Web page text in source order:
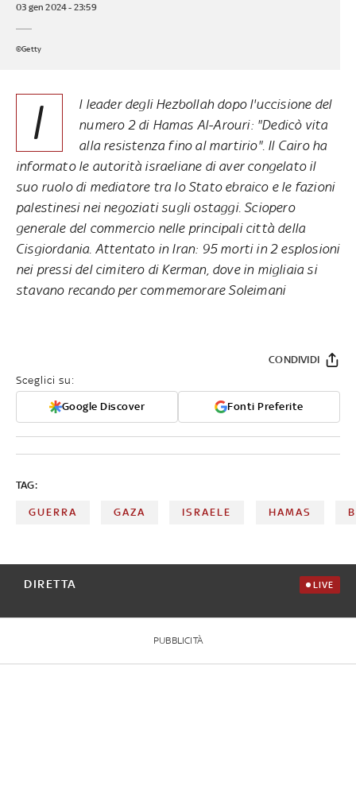
03 gen 2024 - 23:59
©Getty
I
l leader degli Hezbollah dopo l'uccisione del
numero 2 di Hamas Al-Arouri: "Dedicò vita
alla resistenza fino al martirio". Il Cairo ha
informato le autorità israeliane di aver congelato il
suo ruolo di mediatore tra lo Stato ebraico e le fazioni
palestinesi nei negoziati sugli ostaggi. Sciopero
generale del commercio nelle principali città della
Cisgiordania. Attentato in Iran: 95 morti in 2 esplosioni
nei pressi del cimitero di Kerman, dove in migliaia si
stavano recando per commemorare Soleimani
Sceglici su:
Google Discover Fonti Preferite
CONDIVIDI
TAG:
GUERRA GAZA ISRAELE HAMAS
DIRETTA LIVE
PUBBLICITÀ